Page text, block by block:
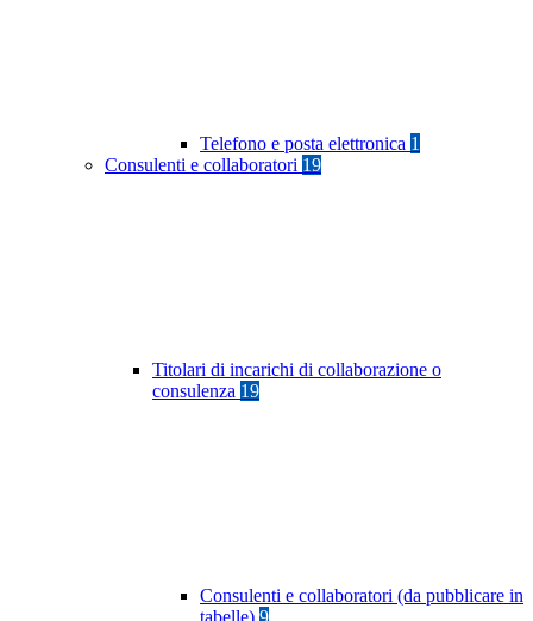
Telefono e posta elettronica 1
Consulenti e collaboratori 19
Titolari di incarichi di collaborazione o
consulenza 19
Consulenti e collaboratori (da pubblicare in